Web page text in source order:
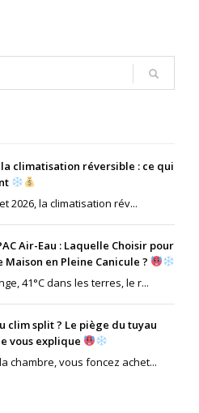
la climatisation réversible : ce qui
2026, la climatisation rév...
Air-Eau : Laquelle Choisir pour
en Pleine Canicule ?
41°C dans les terres, le r...
clim split ? Le piège du tuyau
vous explique
chambre, vous foncez achet...